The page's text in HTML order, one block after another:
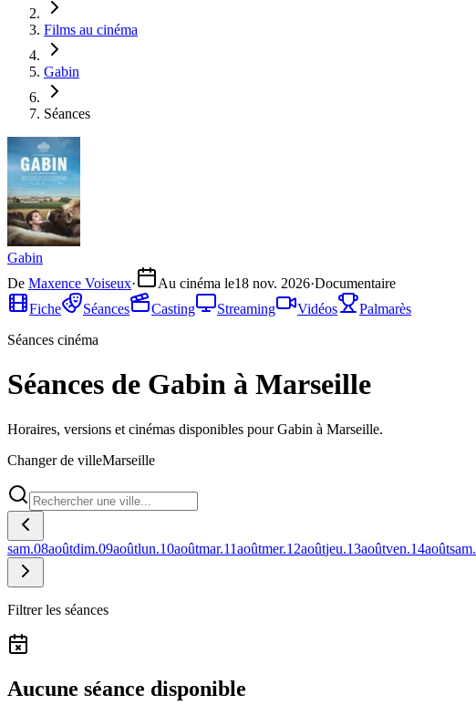
Films au cinéma
Gabin
Séances
Gabin
De Maxence Voiseux· Au cinéma le18 nov. 2026·Documentaire
Fiche
Séances Casting Streaming Vidéos
Palmarès
Séances cinéma
Séances de Gabin à Marseille
Horaires, versions et cinémas disponibles pour Gabin à Marseille.
Changer de villeMarseille
sam.08aoûtdim.09aoûtlun.10aoûtmar.11aoûtmer.12aoûtjeu.13aoûtven.14aoûtsam.
Filtrer les séances
Aucune séance disponible